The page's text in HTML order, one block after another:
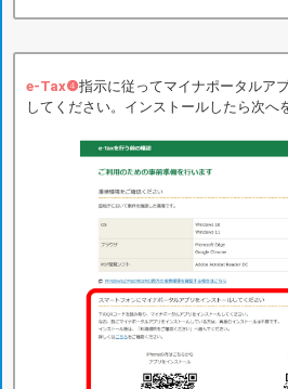
e-Tax❹指示に従ってマイナポータルア
してください。インストールしたら次へ